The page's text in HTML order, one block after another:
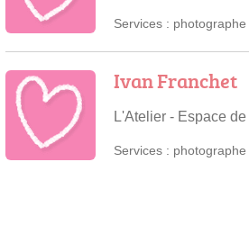
Services :
Ivan Franchet
L'Atelier - Espace
Services :